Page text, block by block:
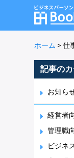
ホーム > 仕
記事の
お知ら
経営者
管理職
ビジネ